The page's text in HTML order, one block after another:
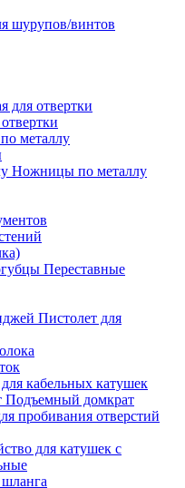
шурупов/винтов
для отвертки
металлу
Ножницы по металлу
Переставные
Пистолет для
кабельных катушек
Подъемный домкрат
пробивания отверстий
для катушек с